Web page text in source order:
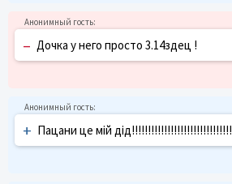
– Дочка у него просто 3.14здец !
+ Пацани це мій дід!!!!!!!!!!!!!!!!!!!!!!!!!!!!!!!